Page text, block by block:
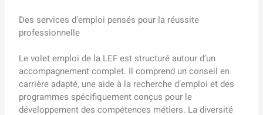
Des services d’emploi pensés pour la réussite
professionnelle
Le volet emploi de la LEF est structuré autour d’un
accompagnement complet. Il comprend un conseil en
carrière adapté, une aide à la recherche d’emploi et des
programmes spécifiquement conçus pour le
développement des compétences métiers. La diversité